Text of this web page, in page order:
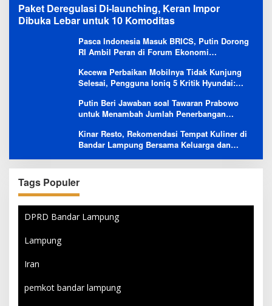
Paket Deregulasi Di-launching, Keran Impor
Dibuka Lebar untuk 10 Komoditas
Pasca Indonesia Masuk BRICS, Putin Dorong
RI Ambil Peran di Forum Ekonomi
Kecewa Perbaikan Mobilnya Tidak Kunjung
Selesai, Pengguna Ioniq 5 Kritik Hyundai:
Sales
Putin Beri Jawaban soal Tawaran Prabowo
untuk Menambah Jumlah Penerbangan
Kinar Resto, Rekomendasi Tempat Kuliner di
Bandar Lampung Bersama Keluarga dan
Tags Populer
DPRD Bandar Lampung
Lampung
Iran
pemkot bandar lampung